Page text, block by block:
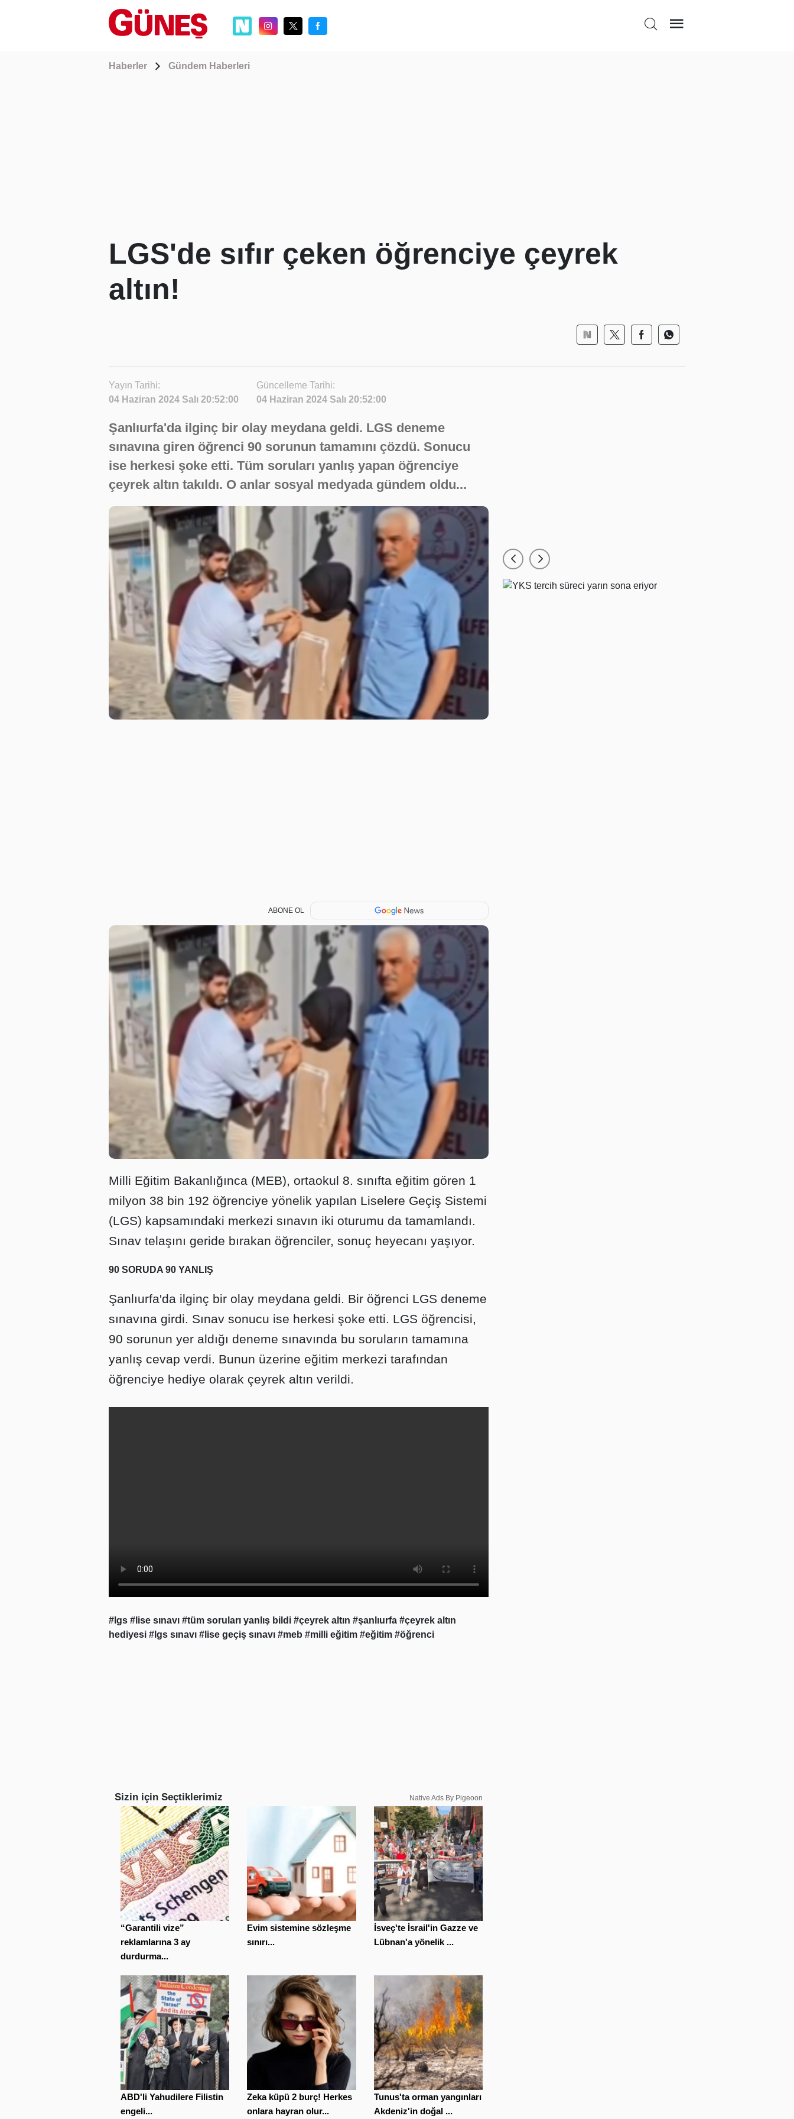
Haberler Gündem Haberleri
LGS'de sıfır çeken öğrenciye çeyrek
altın!
Yayın Tarihi:
04 Haziran 2024 Salı 20:52:00
Güncelleme Tarihi:
04 Haziran 2024 Salı 20:52:00
Şanlıurfa'da ilginç bir olay meydana geldi. LGS deneme
sınavına giren öğrenci 90 sorunun tamamını çözdü. Sonucu
ise herkesi şoke etti. Tüm soruları yanlış yapan öğrenciye
çeyrek altın takıldı. O anlar sosyal medyada gündem oldu...
ABONE OL
Milli Eğitim Bakanlığınca (MEB), ortaokul 8. sınıfta eğitim gören 1
milyon 38 bin 192 öğrenciye yönelik yapılan Liselere Geçiş Sistemi
(LGS) kapsamındaki merkezi sınavın iki oturumu da tamamlandı.
Sınav telaşını geride bırakan öğrenciler, sonuç heyecanı yaşıyor.
90 SORUDA 90 YANLIŞ
Şanlıurfa'da ilginç bir olay meydana geldi. Bir öğrenci LGS deneme
sınavına girdi. Sınav sonucu ise herkesi şoke etti. LGS öğrencisi,
90 sorunun yer aldığı deneme sınavında bu soruların tamamına
yanlış cevap verdi. Bunun üzerine eğitim merkezi tarafından
öğrenciye hediye olarak çeyrek altın verildi.
#lgs #lise sınavı #tüm soruları yanlış bildi #çeyrek altın #şanlıurfa #çeyrek altın
hediyesi #lgs sınavı #lise geçiş sınavı #meb #milli eğitim #eğitim #öğrenci
Sizin için Seçtiklerimiz Native Ads By Pigeoon
“Garantili vize”
reklamlarına 3 ay
durdurma...
Evim sistemine sözleşme
sınırı...
İsveç'te İsrail'in Gazze ve
Lübnan'a yönelik ...
ABD'li Yahudilere Filistin
engeli...
Zeka küpü 2 burç! Herkes
onlara hayran olur...
Tunus'ta orman yangınları
Akdeniz'in doğal ...